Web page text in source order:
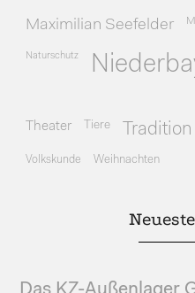
Maximilian Seefelder
Naturschutz
Theater Tiere Tradition
Volkskunde Weihnachten